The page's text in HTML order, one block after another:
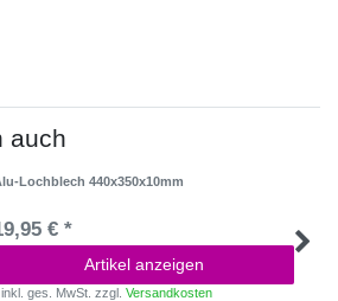
auch
Lochblech 440x350x10mm
€ *
Artikel anzeigen
inkl. ges. MwSt. zzgl.Versandkosten